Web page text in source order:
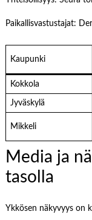
Paikallisvastustajat:
Kaupunki
Kokkola
Jyväskylä
Mikkeli
Media ja
tasolla
Ykkösen näkyvyys on